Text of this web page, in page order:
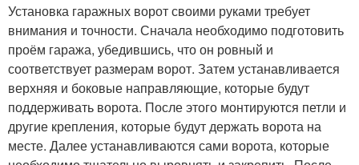
Установка гаражных ворот своими руками требует
внимания и точности. Сначала необходимо подготовить
проём гаража, убедившись, что он ровный и
соответствует размерам ворот. Затем устанавливается
верхняя и боковые направляющие, которые будут
поддерживать ворота. После этого монтируются петли и
другие крепления, которые будут держать ворота на
месте. Далее устанавливаются сами ворота, которые